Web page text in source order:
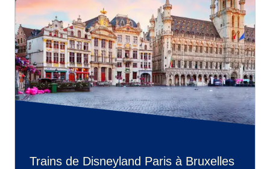
Trains de Disneyland Paris à Bruxelles